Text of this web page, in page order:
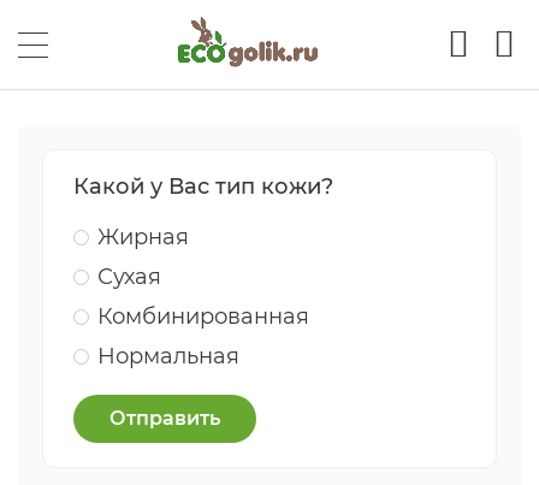
Какой у Вас тип кожи?
Жирная
Сухая
Комбинированная
Нормальная
Отправить